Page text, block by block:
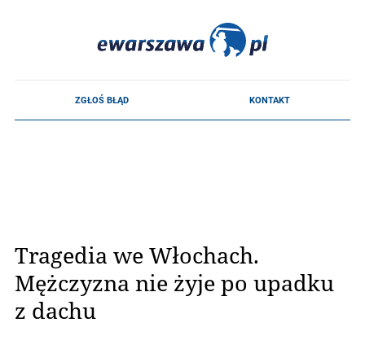
Tragedia we Włochach.
Mężczyzna nie żyje po upadku
z dachu